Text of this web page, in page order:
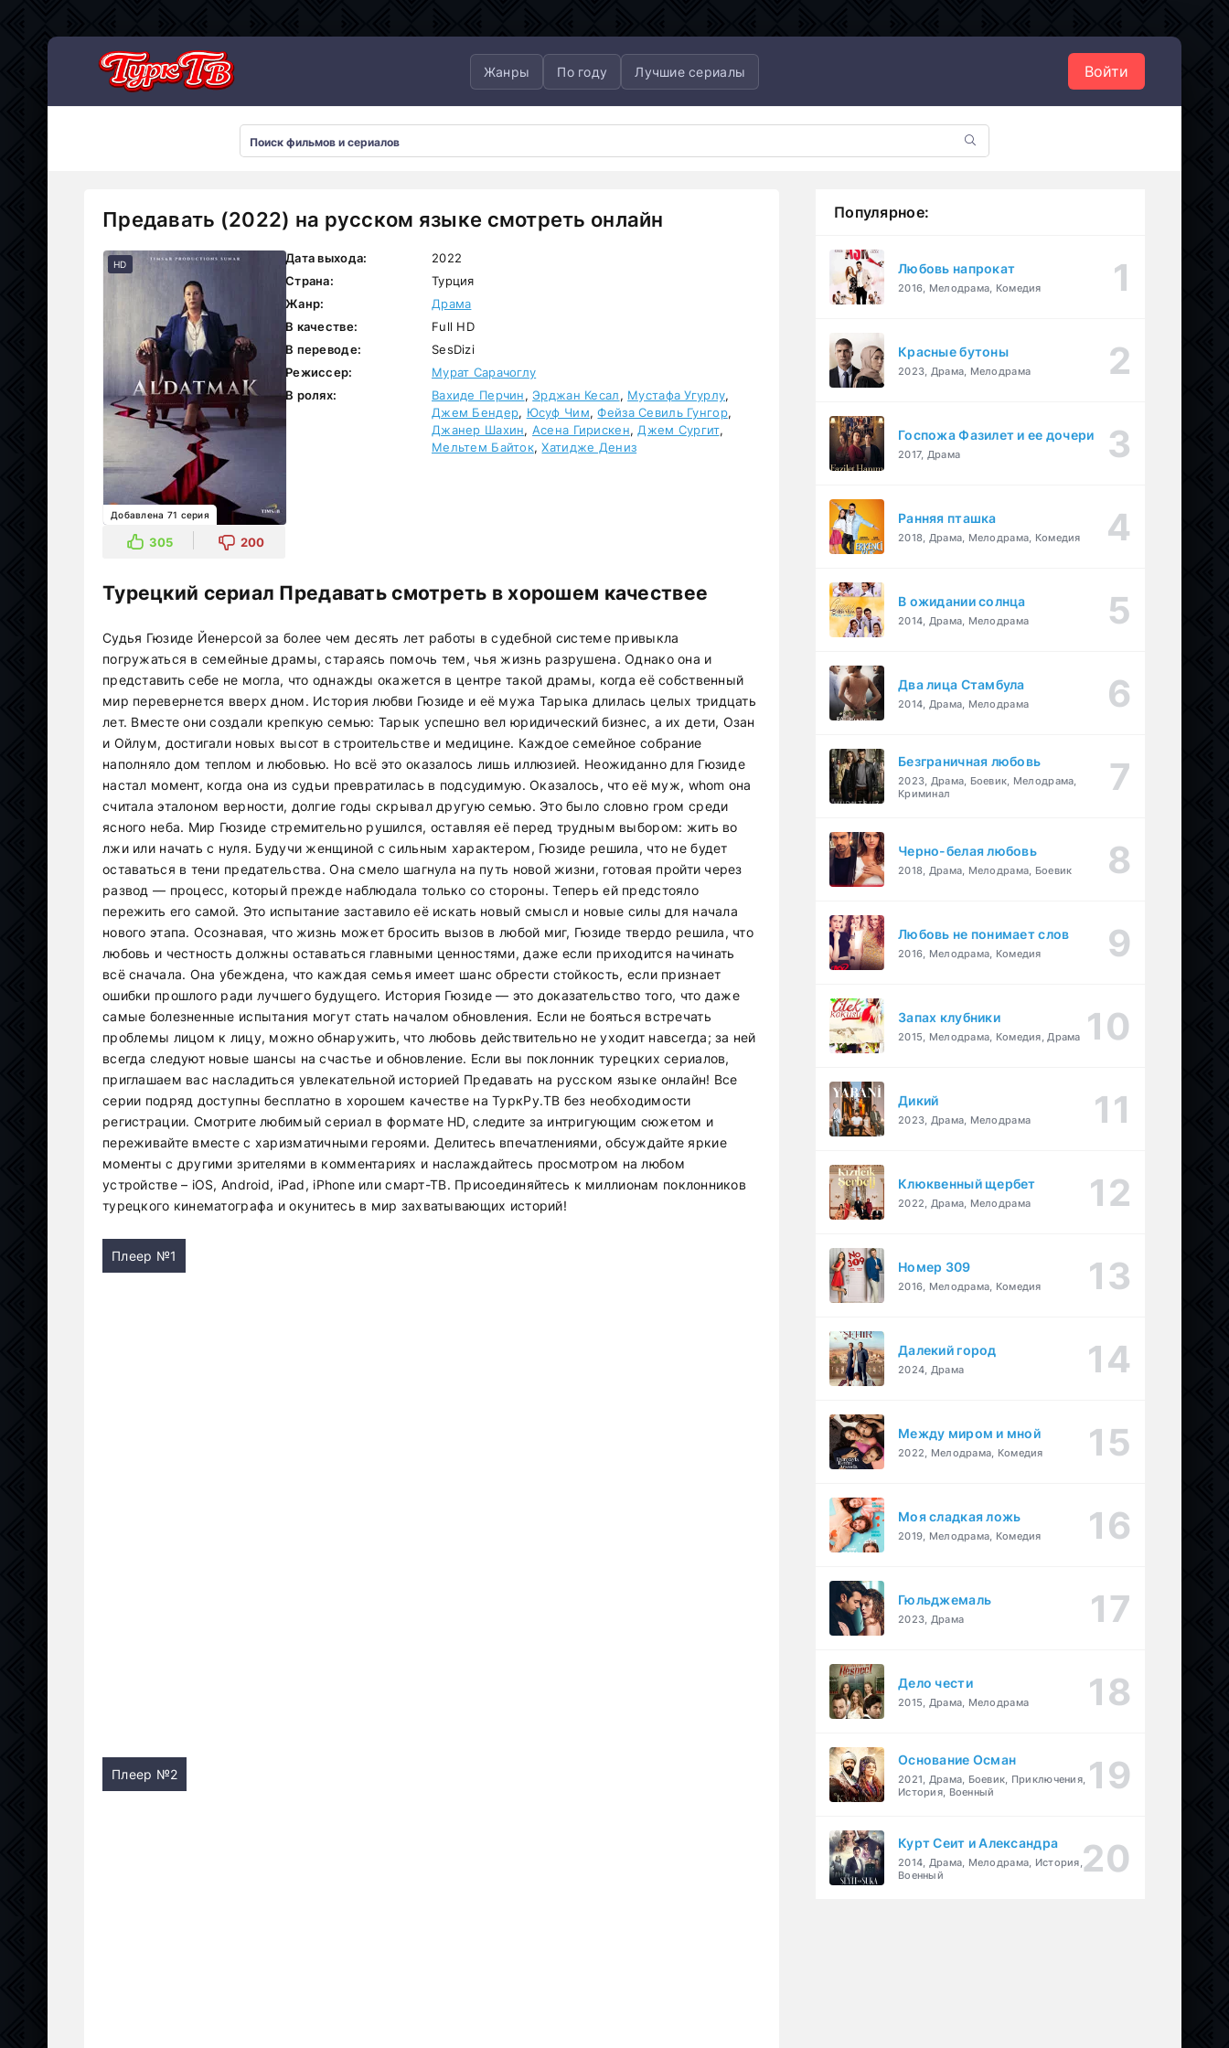
Жанры По году Лучшие сериалы Войти
Предавать (2022) на русском языке смотреть онлайн
HD
Добавлена 71 серия
305 200
Дата выхода:
2022
Страна:
Турция
Жанр:
Драма
В качестве:
Full HD
В переводе:
SesDizi
Режиссер:
Мурат Сарачоглу
В ролях:
Вахиде Перчин,Эрджан Кесал, Мустафа Угурлу,
Джем Бендер, Юсуф Чим,Фейза Севиль Гунгор,
Джанер Шахин, Асена Гирискен, Джем Сургит,
Мельтем Байток,Хатидже Дениз
Турецкий сериал Предавать смотреть в хорошем качествее
Судья Гюзиде Йенерсой за более чем десять лет работы в судебной системе привыкла
погружаться в семейные драмы, стараясь помочь тем, чья жизнь разрушена. Однако она и
представить себе не могла, что однажды окажется в центре такой драмы, когда её собственный
мир перевернется вверх дном. История любви Гюзиде и её мужа Тарыка длилась целых тридцать
лет. Вместе они создали крепкую семью: Тарык успешно вел юридический бизнес, а их дети, Озан
и Ойлум, достигали новых высот в строительстве и медицине. Каждое семейное собрание
наполняло дом теплом и любовью. Но всё это оказалось лишь иллюзией. Неожиданно для Гюзиде
настал момент, когда она из судьи превратилась в подсудимую. Оказалось, что её муж, whom она
считала эталоном верности, долгие годы скрывал другую семью. Это было словно гром среди
ясного неба. Мир Гюзиде стремительно рушился, оставляя её перед трудным выбором: жить во
лжи или начать с нуля. Будучи женщиной с сильным характером, Гюзиде решила, что не будет
оставаться в тени предательства. Она смело шагнула на путь новой жизни, готовая пройти через
развод — процесс, который прежде наблюдала только со стороны. Теперь ей предстояло
пережить его самой. Это испытание заставило её искать новый смысл и новые силы для начала
нового этапа. Осознавая, что жизнь может бросить вызов в любой миг, Гюзиде твердо решила, что
любовь и честность должны оставаться главными ценностями, даже если приходится начинать
всё сначала. Она убеждена, что каждая семья имеет шанс обрести стойкость, если признает
ошибки прошлого ради лучшего будущего. История Гюзиде — это доказательство того, что даже
самые болезненные испытания могут стать началом обновления. Если не бояться встречать
проблемы лицом к лицу, можно обнаружить, что любовь действительно не уходит навсегда; за ней
всегда следуют новые шансы на счастье и обновление. Если вы поклонник турецких сериалов,
приглашаем вас насладиться увлекательной историей Предавать на русском языке онлайн! Все
серии подряд доступны бесплатно в хорошем качестве на ТуркРу.ТВ без необходимости
регистрации. Смотрите любимый сериал в формате HD, следите за интригующим сюжетом и
переживайте вместе с харизматичными героями. Делитесь впечатлениями, обсуждайте яркие
моменты с другими зрителями в комментариях и наслаждайтесь просмотром на любом
устройстве – iOS, Android, iPad, iPhone или смарт-ТВ. Присоединяйтесь к миллионам поклонников
турецкого кинематографа и окунитесь в мир захватывающих историй!
Плеер №1
Плеер №2
Популярное:
Любовь напрокат
2016, Мелодрама, Комедия
Красные бутоны
2023, Драма, Мелодрама
Госпожа Фазилет и ее дочери
2017, Драма
Ранняя пташка
2018, Драма, Мелодрама, Комедия
В ожидании солнца
2014, Драма, Мелодрама
Два лица Стамбула
2014, Драма, Мелодрама
Безграничная любовь
2023, Драма, Боевик, Мелодрама,
Криминал
Черно-белая любовь
2018, Драма, Мелодрама, Боевик
Любовь не понимает слов
2016, Мелодрама, Комедия
Запах клубники
2015, Мелодрама, Комедия, Драма
Дикий
2023, Драма, Мелодрама
Клюквенный щербет
2022, Драма, Мелодрама
Номер 309
2016, Мелодрама, Комедия
Далекий город
2024, Драма
Между миром и мной
2022, Мелодрама, Комедия
Моя сладкая ложь
2019, Мелодрама, Комедия
Гюльджемаль
2023, Драма
Дело чести
2015, Драма, Мелодрама
Основание Осман
2021, Драма, Боевик, Приключения,
История, Военный
Курт Сеит и Александра
2014, Драма, Мелодрама, История,
Военный